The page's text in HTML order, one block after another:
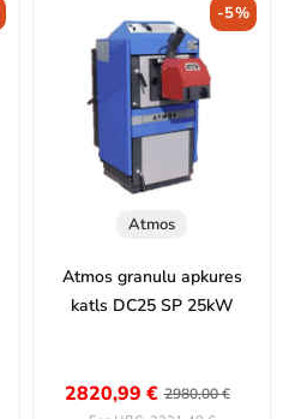
-5%
Atmos
Atmos granulu apkures
katls DC25 SP 25kW
2980,00€
2820,99 €